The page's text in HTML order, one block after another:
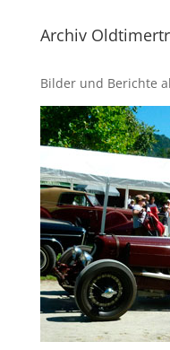
Archiv
Bilder und Berichte